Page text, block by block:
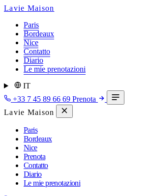
Lavie Maison
Paris
Bordeaux
Nice
Contatto
Diario
Le mie prenotazioni
IT
+33 7 45 89 66 69 Prenota
Lavie Maison
Paris
Bordeaux
Nice
Prenota
Contatto
Diario
Le mie prenotazioni